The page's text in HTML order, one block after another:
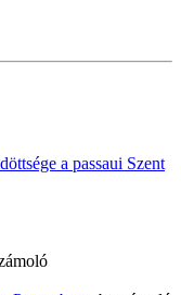
a passaui Szent